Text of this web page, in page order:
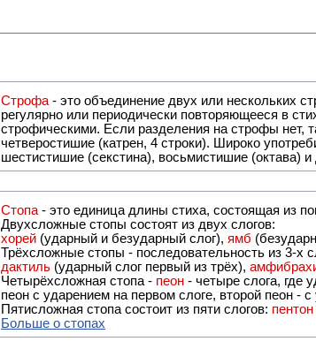
Строфа - это объединение двух или нескольких строк стихотворения, имеющих
регулярно или периодически повторяющееся в стихотворении. Большинство стихотворений делятся на строфы и т.о. являются
строфическими. Если разделения на строфы нет, такие стихи принято называть астрофическими. Самая популярная
четверостишие (катрен, 4 строки). Широко
шестистишие (секстина), восьмистишие (октава) и
Стопа - это единица длины стиха, состоящая из
Двухсложные стопы состоят из двух слогов:
хорей (ударный и безударный слог), ямб
Трёхсложные стопы - последовательность из 3-х
дактиль (ударный слог первый из трёх),
Четырёхсложная стопа - пеон - четыре слога, где
пеон с ударением на первом слоге, второй пеон -
Пятисложная стопа состоит из пяти слогов: пентон
Больше о стопах